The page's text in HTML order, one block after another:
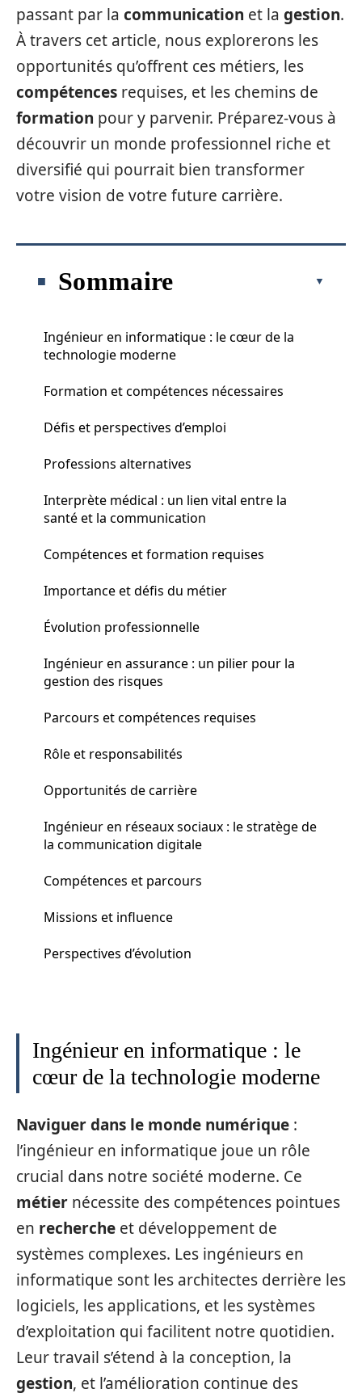
passant par la communication et la gestion.
À travers cet article, nous explorerons les
opportunités qu’offrent ces métiers, les
compétences requises, et les chemins de
formation pour y parvenir. Préparez-vous à
découvrir un monde professionnel riche et
diversifié qui pourrait bien transformer
votre vision de votre future carrière.
Sommaire
Ingénieur en informatique : le cœur de la
technologie moderne
Formation et compétences nécessaires
Défis et perspectives d’emploi
Professions alternatives
Interprète médical : un lien vital entre la
santé et la communication
Compétences et formation requises
Importance et défis du métier
Évolution professionnelle
Ingénieur en assurance : un pilier pour la
gestion des risques
Parcours et compétences requises
Rôle et responsabilités
Opportunités de carrière
Ingénieur en réseaux sociaux : le stratège de
la communication digitale
Compétences et parcours
Missions et influence
Perspectives d’évolution
Ingénieur en informatique : le
cœur de la technologie moderne
Naviguer dans le monde numérique :
l’ingénieur en informatique joue un rôle
crucial dans notre société moderne. Ce
métier nécessite des compétences pointues
en recherche et développement de
systèmes complexes. Les ingénieurs en
informatique sont les architectes derrière les
logiciels, les applications, et les systèmes
d’exploitation qui facilitent notre quotidien.
Leur travail s’étend à la conception, la
gestion, et l’amélioration continue des